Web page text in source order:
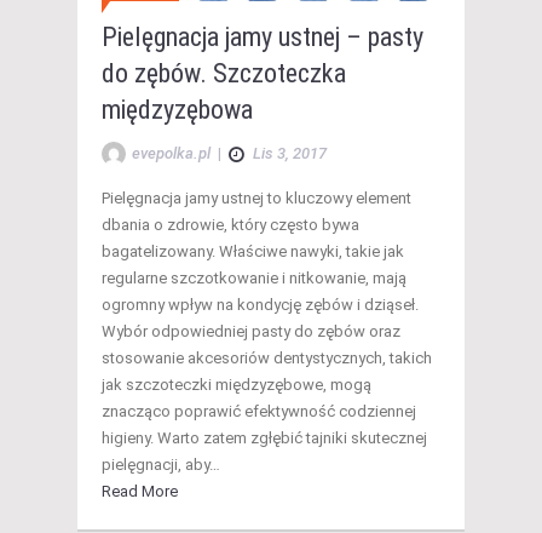
Pielęgnacja jamy ustnej – pasty
do zębów. Szczoteczka
międzyzębowa
evepolka.pl | Lis 3, 2017
Pielęgnacja jamy ustnej to kluczowy element
dbania o zdrowie, który często bywa
bagatelizowany. Właściwe nawyki, takie jak
regularne szczotkowanie i nitkowanie, mają
ogromny wpływ na kondycję zębów i dziąseł.
Wybór odpowiedniej pasty do zębów oraz
stosowanie akcesoriów dentystycznych, takich
jak szczoteczki międzyzębowe, mogą
znacząco poprawić efektywność codziennej
higieny. Warto zatem zgłębić tajniki skutecznej
pielęgnacji, aby…
Read More